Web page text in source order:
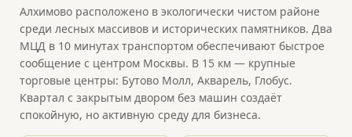
Алхимово расположено в экологически чистом районе
среди лесных массивов и исторических памятников. Два
МЦД в 10 минутах транспортом обеспечивают быстрое
сообщение с центром Москвы. В 15 км — крупные
торговые центры: Бутово Молл, Акварель, Глобус.
Квартал с закрытым двором без машин создаёт
спокойную, но активную среду для бизнеса.